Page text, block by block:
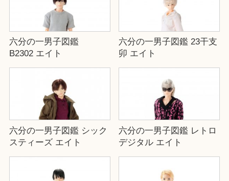
六分の一男子図鑑
B2302 エイト
六分の一男子図鑑 23干支
卯 エイト
六分の一男子図鑑 シック
スティーズ エイト
六分の一男子図鑑 レトロ
デジタル エイト